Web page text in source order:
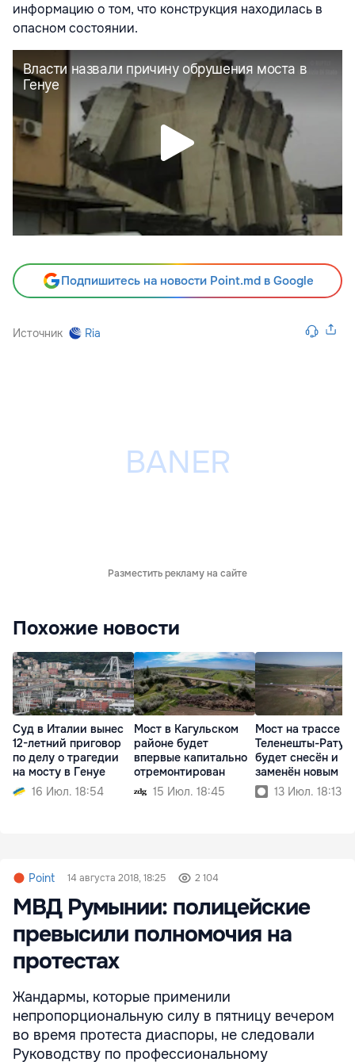
информацию о том, что конструкция находилась в
опасном состоянии.
Подпишитесь на новости Point.md в Google
Источник Ria
Разместить рекламу на сайте
Похожие новости
Суд в Италии вынес
12-летний приговор
по делу о трагедии
на мосту в Генуе
16 Июл. 18:54
Мост в Кагульском
районе будет
впервые капитально
отремонтирован
15 Июл. 18:45
Мост на трассе
Теленешты-Ратуш
будет снесён и
заменён новым
13 Июл. 18:13
Point 14 августа 2018, 18:25 2 104
МВД Румынии: полицейские
превысили полномочия на
протестах
Жандармы, которые применили
непропорциональную силу в пятницу вечером
во время протеста диаспоры, не следовали
Руководству по профессиональному